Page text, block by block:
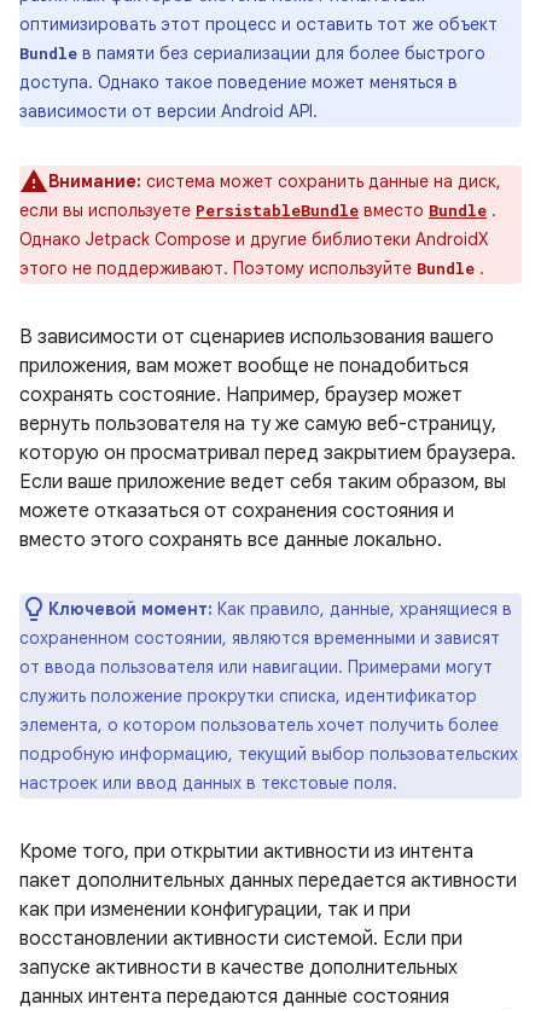
оптимизировать этот процесс и оставить тот же объект
Bundle в памяти без сериализации для более быстрого
доступа. Однако такое поведение может меняться в
зависимости от версии Android API.
Внимание: система может сохранить данные на диск,
если вы используете PersistableBundle вместо Bundle .
Однако Jetpack Compose и другие библиотеки AndroidX
этого не поддерживают. Поэтому используйте Bundle .
В зависимости от сценариев использования вашего
приложения, вам может вообще не понадобиться
сохранять состояние. Например, браузер может
вернуть пользователя на ту же самую веб-страницу,
которую он просматривал перед закрытием браузера.
Если ваше приложение ведет себя таким образом, вы
можете отказаться от сохранения состояния и
вместо этого сохранять все данные локально.
Ключевой момент: Как правило, данные, хранящиеся в
сохраненном состоянии, являются временными и зависят
от ввода пользователя или навигации. Примерами могут
служить положение прокрутки списка, идентификатор
элемента, о котором пользователь хочет получить более
подробную информацию, текущий выбор пользовательских
настроек или ввод данных в текстовые поля.
Кроме того, при открытии активности из интента
пакет дополнительных данных передается активности
как при изменении конфигурации, так и при
восстановлении активности системой. Если при
запуске активности в качестве дополнительных
данных интента передаются данные состояния